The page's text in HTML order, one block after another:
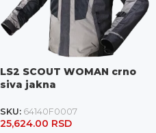
LS2 SCOUT WOMAN crno
siva jakna
SKU: 64140F0007
25,624.00 RSD